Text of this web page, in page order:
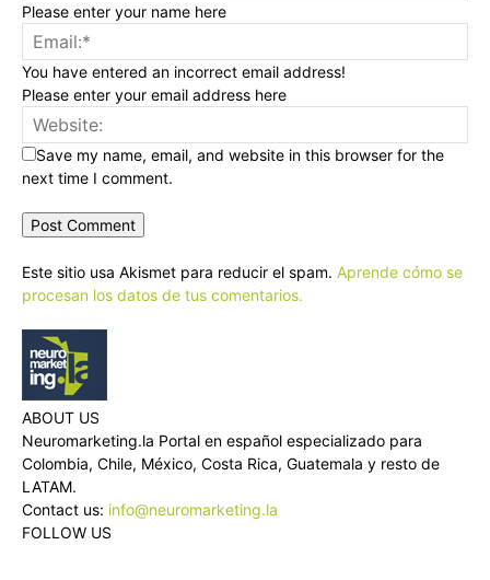
Please enter your name here
You have entered an incorrect email address!
Please enter your email address here
Save my name, email, and website in this browser for the
next time I comment.
Este sitio usa Akismet para reducir el spam. Aprende cómo se
procesan los datos de tus comentarios.
ABOUT US
Neuromarketing.la Portal en español especializado para
Colombia, Chile, México, Costa Rica, Guatemala y resto de
LATAM.
Contact us: info@neuromarketing.la
FOLLOW US